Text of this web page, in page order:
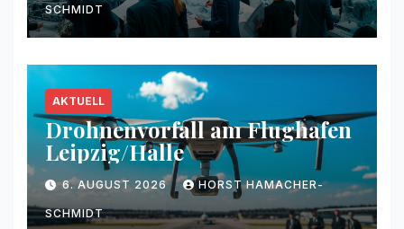
SCHMIDT
AKTUELL
Drohnenvorfall am Flughafen
Leipzig/Halle
6. AUGUST 2026 HORST HAMACHER-
SCHMIDT